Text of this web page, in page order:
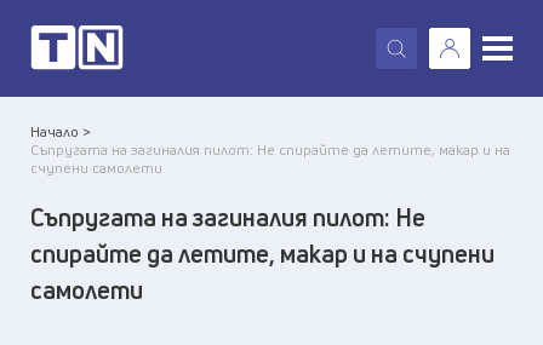
X
Начало >
Съпругата на загиналия пилот: Не спирайте да летите, макар и на
счупени самолети
Съпругата на загиналия пилот: Не
спирайте да летите, макар и на счупени
самолети